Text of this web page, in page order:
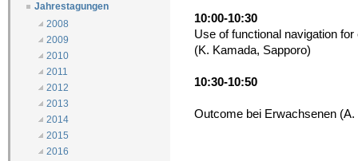
Jahrestagungen
2008
2009
2010
2011
2012
2013
2014
2015
2016
10:00-10:30
Use of functional navigation
(K. Kamada, Sapporo)
10:30-10:50
Outcome bei Erwachsenen (A.